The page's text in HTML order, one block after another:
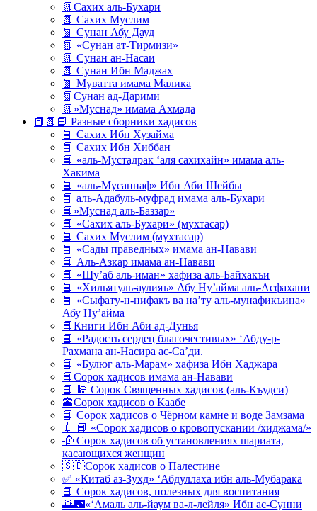
📗Сахих аль-Бухари
📗 Сахих Муслим
📗 Сунан Абу Дауд
📗 «Сунан ат-Тирмизи»
📗 Сунан ан-Насаи
📗 Сунан Ибн Маджах
📗 Муватта имама Малика
📗Сунан ад-Дарими
📗»Муснад» имама Ахмада
📕📗📘 Разные сборники хадисов
📘 Сахих Ибн Хузайма
📘 Сахих Ибн Хиббан
📘 «аль-Мустадрак ‘аля сахихайн» имама аль-
Хакима
📘 «аль-Мусаннаф» Ибн Аби Шейбы
📘 аль-Адабуль-муфрад имама аль-Бухари
📘»Муснад аль-Баззар»
📘 «Сахих аль-Бухари» (мухтасар)
📘 Сахих Муслим (мухтасар)
📘 «Сады праведных» имама ан-Навави
📘 Аль-Азкар имама ан-Навави
📘 «Шу’аб аль-иман» хафиза аль-Байхакъи
📘 «Хильятуль-аулияъ» Абу Ну’айма аль-Асфахани
📘 «Сыфату-н-нифакъ ва на’ту аль-мунафикъина»
Абу Ну’айма
📘Книги Ибн Аби ад-Дунья
📘 «Радость сердец благочестивых» ‘Абду-р-
Рахмана ан-Насира ас-Са’ди.
📘 «Булюг аль-Марам» хафиза Ибн Хаджара
📘Сорок хадисов имама ан-Навави
📘 🕌 Сорок Священных хадисов (аль-Къудси)
🕋Сорок хадисов о Каабе
📘 Сорок хадисов о Чёрном камне и воде Замзама
💉 📘 «Сорок хадисов о кровопускании /хиджама/»
🥀 Сорок хадисов об установлениях шариата,
касающихся женщин
🇸🇩Сорок хадисов о Палестине
✅ «Китаб аз-Зухд» ‘Абдуллаха ибн аль-Мубарака
📘 Сорок хадисов, полезных для воспитания
🌅🌃«‘Амаль аль-йаум ва-л-лейля» Ибн ас-Сунни